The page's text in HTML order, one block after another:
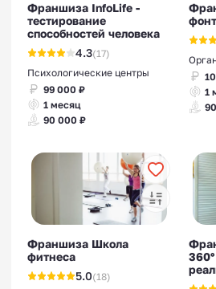
Франшиза InfoLife -
тестирование
способностей человека
4.3(17)
Психологические центры
99 000 ₽
1 месяц
90 000 ₽
1
Франшиза Школа
фитнеса
5.0(18)